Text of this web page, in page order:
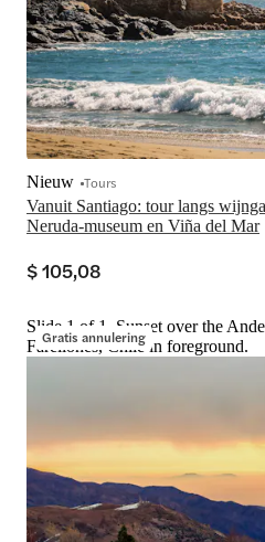
Vanuit Santiago: tour langs
Neruda-museum en Viña del Mar
Nieuw Tours
$ 105,08
Gratis annulering
Slide 1 of 1, Sunset over the
Farellones, Chile in foreground.